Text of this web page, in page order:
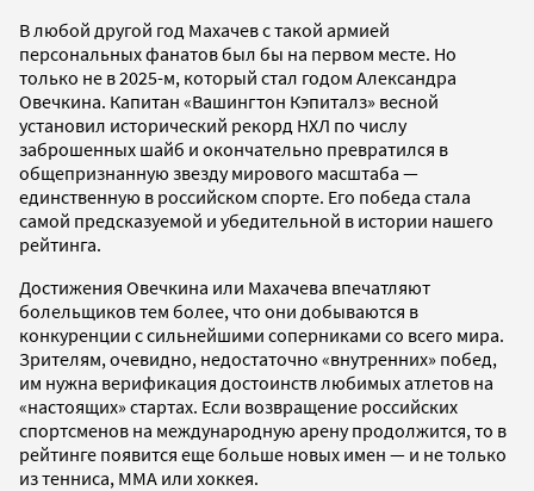
В любой другой год Махачев с такой армией
персональных фанатов был бы на первом месте. Но
только не в 2025-м, который стал годом Александра
Овечкина. Капитан «Вашингтон Кэпиталз» весной
установил исторический рекорд НХЛ по числу
заброшенных шайб и окончательно превратился в
общепризнанную звезду мирового масштаба —
единственную в российском спорте. Его победа стала
самой предсказуемой и убедительной в истории нашего
рейтинга.
Достижения Овечкина или Махачева впечатляют
болельщиков тем более, что они добываются в
конкуренции с сильнейшими соперниками со всего мира.
Зрителям, очевидно, недостаточно «внутренних» побед,
им нужна верификация достоинств любимых атлетов на
«настоящих» стартах. Если возвращение российских
спортсменов на международную арену продолжится, то в
рейтинге появится еще больше новых имен — и не только
из тенниса, ММА или хоккея.